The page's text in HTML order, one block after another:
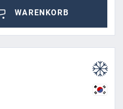
WARENKORB